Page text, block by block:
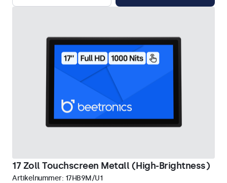
17 Zoll Touchscreen Metall (High-Brightness)
Artikelnummer: 17HB9M/U1